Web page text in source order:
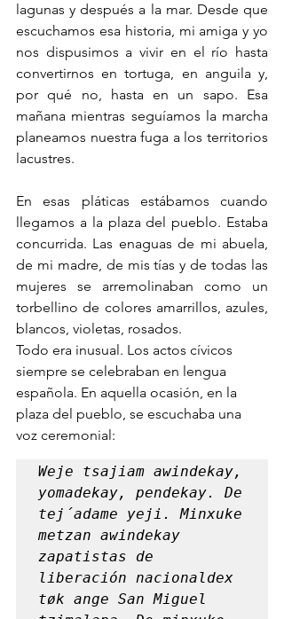
lagunas y después a la mar. Desde que
escuchamos esa historia, mi amiga y yo
nos dispusimos a vivir en el río hasta
convertirnos en tortuga, en anguila y,
por qué no, hasta en un sapo. Esa
mañana mientras seguíamos la marcha
planeamos nuestra fuga a los territorios
lacustres.
En esas pláticas estábamos cuando
llegamos a la plaza del pueblo. Estaba
concurrida. Las enaguas de mi abuela,
de mi madre, de mis tías y de todas las
mujeres se arremolinaban como un
torbellino de colores amarrillos, azules,
blancos, violetas, rosados.
Todo era inusual. Los actos cívicos
siempre se celebraban en lengua
española. En aquella ocasión, en la
plaza del pueblo, se escuchaba una
voz ceremonial:
Weje tsajiam awindekay,
yomadekay, pendekay. De
tej´adame yeji. Minxuke
metzan awindekay
zapatistas de
liberación nacionaldex
tøk ange San Miguel